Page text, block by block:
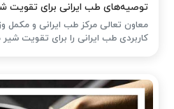
توصیه‌های طب ایرانی برای تقویت
معاون تعالی مرکز طب ایرانی و مکمل
کاربردی طب ایرانی را برای تقویت